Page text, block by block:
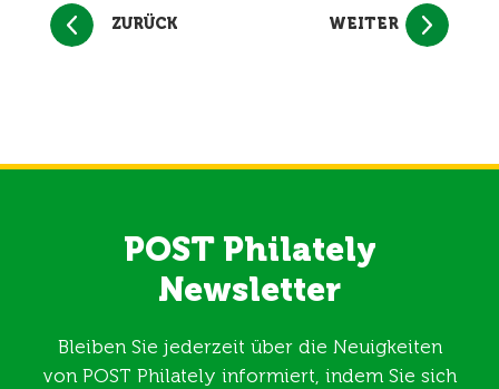
ZURÜCK WEITER
POST Philately
Newsletter
Bleiben Sie jederzeit über die Neuigkeiten
von POST Philately informiert, indem Sie sich